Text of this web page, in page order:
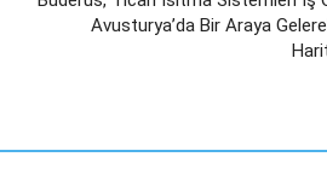
Avusturya’da Bir Araya